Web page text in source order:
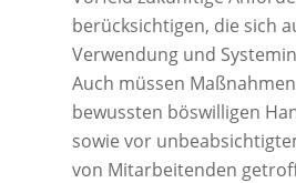
berücksichtigen, die sich
Verwendung und
Auch müssen
bewussten böswilligen
sowie vor
von Mitarbeitenden